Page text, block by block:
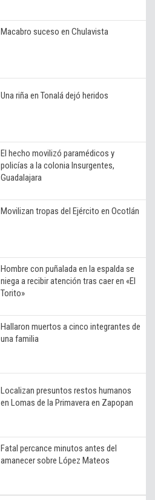
Macabro suceso en Chulavista
Una riña en Tonalá dejó heridos
El hecho movilizó paramédicos y
policías a la colonia Insurgentes,
Guadalajara
Movilizan tropas del Ejército en Ocotlán
Hombre con puñalada en la espalda se
niega a recibir atención tras caer en «El
Torito»
Hallaron muertos a cinco integrantes de
una familia
Localizan presuntos restos humanos
en Lomas de la Primavera en Zapopan
Fatal percance minutos antes del
amanecer sobre López Mateos